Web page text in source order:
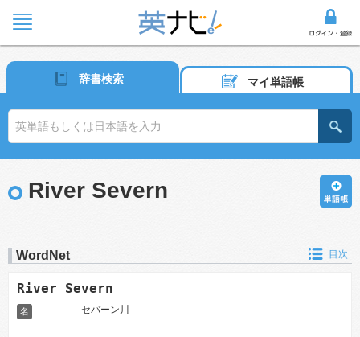
辞書検索 マイ単語帳
River Severn
WordNet 目次
River Severn
名 セバーン川